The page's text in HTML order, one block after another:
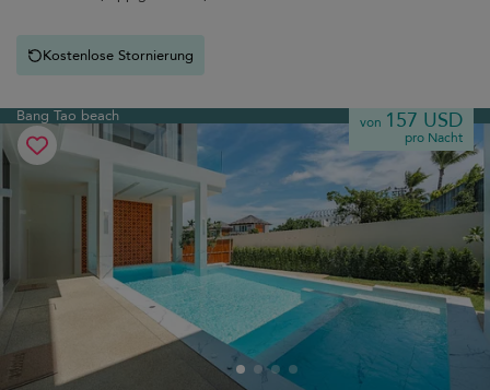
Kostenlose Stornierung
Bang Tao beach von 157 USD
pro Nacht